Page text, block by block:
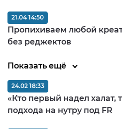
Пропихиваем любой
без реджектов
21.04 14:50
Показать ещё
«Кто первый надел халат,
подхода на нутру под FR
24.02 18:33